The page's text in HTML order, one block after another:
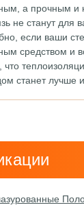
а прочным
не станут
если ваши
средством и
что
станет лучше